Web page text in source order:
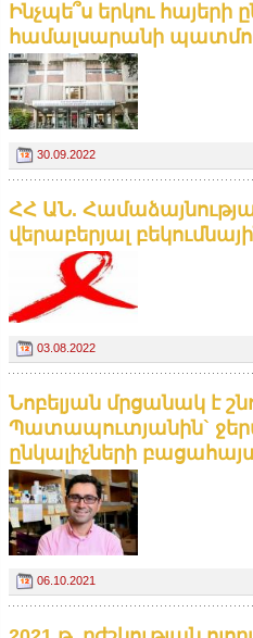
Ինչպե՞ս երկու հայերի
համալսարանի
30.09.2022
ՀՀ ԱՆ.
վերաբերյալ
03.08.2022
Նոբելյան մրցանակ է
Պատապուտյանին`
ընկալիչների
06.10.2021